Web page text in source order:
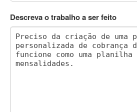
Descreva o trabalho a ser feito